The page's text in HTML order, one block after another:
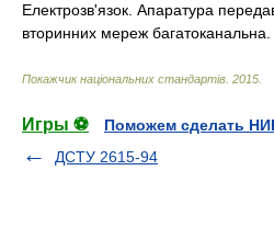
Електрозв'язок. Апаратура
вторинних мереж
Покажчик національних стандартів 2015
Игры ⚽
Поможем сделать
ДСТУ 2615-94